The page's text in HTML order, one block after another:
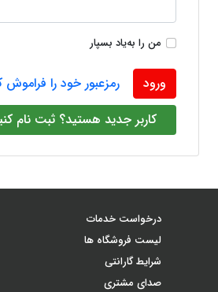
من را به‌یاد بسپار
ورود
رمزعبور خود را فراموش
کاربر جدید هستید؟ ثبت نام
درخواست خدمات
لیست فروشگاه ها
شرایط گارانتی
صدای مشتری